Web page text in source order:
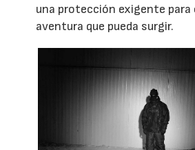
una protección exigente para
aventura que pueda surgir.